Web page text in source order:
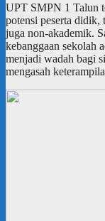
UPT SMPN 1 Talun
potensi peserta didik,
juga non-akademik.
kebanggaan sekolah
menjadi wadah bagi
mengasah